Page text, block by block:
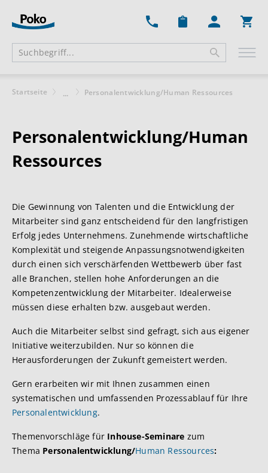
Startseite ... Personalentwicklung/Human Ressources
Personalentwicklung/Human
Ressources
Die Gewinnung von Talenten und die Entwicklung der
Mitarbeiter sind ganz entscheidend für den langfristigen
Erfolg jedes Unternehmens. Zunehmende wirtschaftliche
Komplexität und steigende Anpassungsnotwendigkeiten
durch einen sich verschärfenden Wettbewerb über fast
alle Branchen, stellen hohe Anforderungen an die
Kompetenzentwicklung der Mitarbeiter. Idealerweise
müssen diese erhalten bzw. ausgebaut werden.
Auch die Mitarbeiter selbst sind gefragt, sich aus eigener
Initiative weiterzubilden. Nur so können die
Herausforderungen der Zukunft gemeistert werden.
Gern erarbeiten wir mit Ihnen zusammen einen
systematischen und umfassenden Prozessablauf für Ihre
Personalentwicklung.
Themenvorschläge für Inhouse-Seminare zum
Thema Personalentwicklung/Human Ressources: